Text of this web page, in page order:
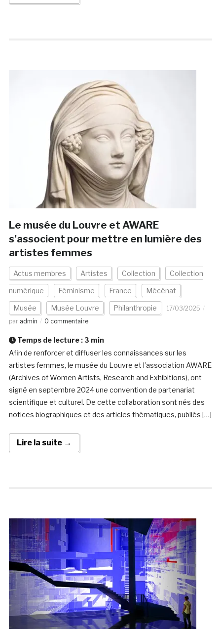
Le musée du Louvre et AWARE
s’associent pour mettre en lumière des
artistes femmes
Actus membres Artistes Collection Collection
numérique Féminisme France Mécénat
Musée Musée Louvre Philanthropie
17/03/2025
par admin 0 commentaire
Temps de lecture : 3 min
Afin de renforcer et diffuser les connaissances sur les
artistes femmes, le musée du Louvre et l’association AWARE
(Archives of Women Artists, Research and Exhibitions), ont
signé en septembre 2024 une convention de partenariat
scientifique et culturel. De cette collaboration sont nés des
notices biographiques et des articles thématiques, publiés […]
Lire la suite →